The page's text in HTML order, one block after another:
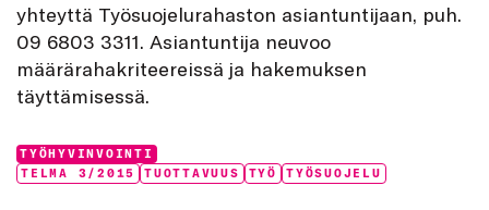
yhteyttä Työsuojelurahaston asiantuntijaan, puh.
09 6803 3311. Asiantuntija neuvoo
määrärahakriteereissä ja hakemuksen
täyttämisessä.
Categories:
TYÖHYVINVOINTI
Tags:
TELMA 3/2015 TUOTTAVUUS TYÖ TYÖSUOJELU